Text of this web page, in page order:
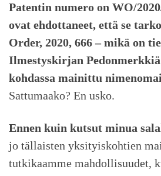
Patentin numero on WO/
ovat ehdottaneet, että se
Order, 2020, 666 – mikä on
Ilmestyskirjan Pedonmerkkiä
kohdassa mainittu
Sattumaako? En usko.
Ennen kuin kutsut minua
jo tällaisten yksityiskohtien
tutkikaamme mahdollisuudet,